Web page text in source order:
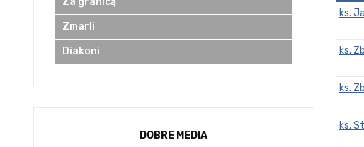
ks.
ks.
ks.
ks.
Zmarli
Diakoni
DOBRE MEDIA